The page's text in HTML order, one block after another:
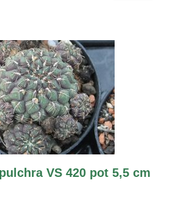
VS 420 pot 5,5 cm